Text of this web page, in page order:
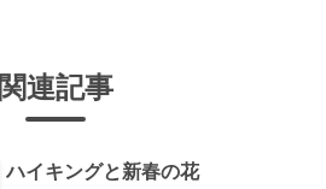
関連記事
ハイキングと新春の花